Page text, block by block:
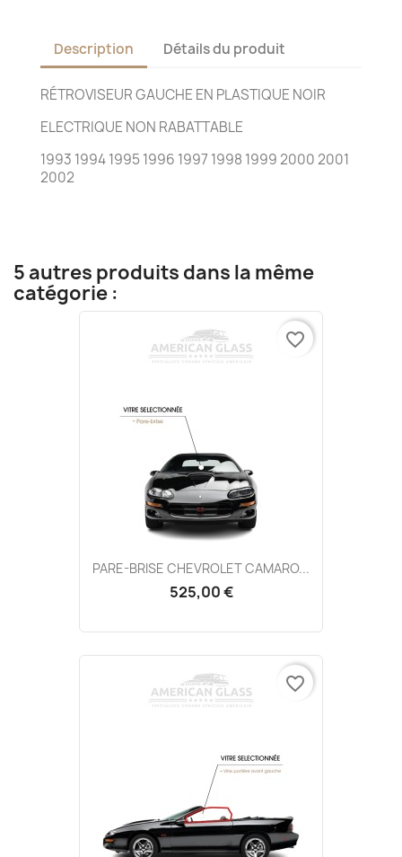
Description Détails du produit
RÉTROVISEUR GAUCHE EN PLASTIQUE NOIR
ELECTRIQUE NON RABATTABLE
1993 1994 1995 1996 1997 1998 1999 2000 2001
2002
5 autres produits dans la même
catégorie :
PARE-BRISE CHEVROLET CAMARO...
525,00 €
favorite_border
favorite_border